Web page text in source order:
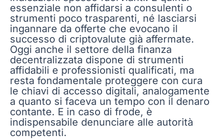
essenziale non affidarsi a consulenti o
strumenti poco trasparenti, né lasciarsi
ingannare da offerte che evocano il
successo di criptovalute già affermate.
Oggi anche il settore della finanza
decentralizzata dispone di strumenti
affidabili e professionisti qualificati, ma
resta fondamentale proteggere con cura
le chiavi di accesso digitali, analogamente
a quanto si faceva un tempo con il denaro
contante. E in caso di frode, è
indispensabile denunciare alle autorità
competenti.